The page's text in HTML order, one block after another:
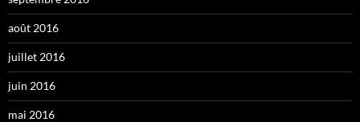
août 2016
juillet 2016
juin 2016
mai 2016